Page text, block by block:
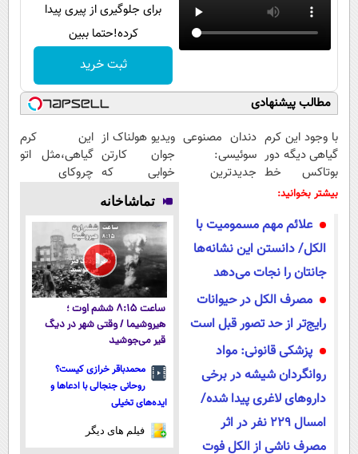
برای جلوگیری از پیری پیدا
کرده!حتما ببین
ثبت خرید
مطالب پیشنهادی
با وجود این کرم
گیاهی دیگه دور
بوتاکس خط
قرمز بکش!
دندان مصنوعی
سوئیسی:
جدیدترین
پرداخت قسطی
ویدیو هولناک از
جوان کارتن
خوابی که
میلیاردر شد.
آموزش رایگان
این کرم
گیاهی،مثل اتو
چروکای
بیشتر بخوانید:
علائم مهم مسمومیت با
الکل/ دانستن این نشانه‌ها
جانتان را نجات می‌دهد
مصرف الکل در حیوانات
رایج‌تر از حد تصور قبل است
پزشکی قانونی: مواد
روانگردان شیشه در برخی
داروهای لاغری پیدا شده/
امسال 229 نفر در اثر
مصرف ناشی از الکل فوت
تماشاخانه
ساعت ۸:۱۵ ششم اوت ؛
هیروشیما / وقتی شهر در دیگ
قیر می‌جوشید
محمدباقر خرازی کیست؟
روحانی جنجالی با ادعاها و
ایده‌های تخیلی
فیلم های دیگر